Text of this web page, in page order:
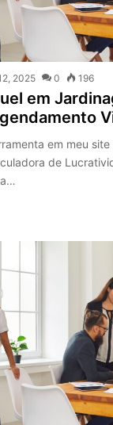
2025 0 196
em
em meu
de